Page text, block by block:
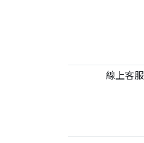
線上客服